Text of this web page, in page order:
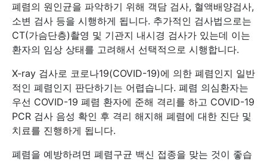
폐렴의 원인균을 파악하기 위해 객담 검사, 혈액배양검사,
소변 검사 등을 시행하게 됩니다. 추가적인 검사법으로는
CT(가슴단층)촬영 및 기관지 내시경 검사가 있는데 이는
환자의 임상 상태를 고려해서 선택적으로 시행합니다.
X-ray 검사로 코로나19(COVID-19)에 의한 폐렴인지 일반
적인 폐렴인지 판단하기는 어렵습니다. 폐렴 의심환자는
우선 COVID-19 폐렴 환자에 준해 격리를 하고 COVID-19
PCR 검사 음성 확인 후 격리 해지해 폐렴에 대한 진단 및
치료를 진행하게 됩니다.
폐렴을 예방하려면 폐렴구균 백신 접종을 맞는 것이 좋습